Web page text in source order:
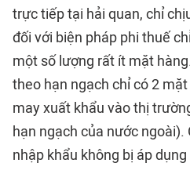
trực tiếp tại hải quan, chỉ
đối với biện pháp phi thuế
một số lượng rất ít mặt
theo hạn ngạch chỉ có 2
may xuất khẩu vào thị
hạn ngạch của nước ngoài).
nhập khẩu không bị áp